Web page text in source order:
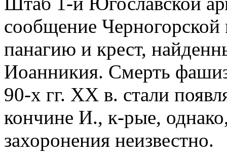
сообщение
панагию и крест,
Иоанникия. Смерть
90-х гг. ХХ в. стали
кончине И., к-рые,
захоронения неизвестно.